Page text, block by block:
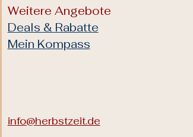
Weitere Angebote
Deals & Rabatte
Mein Kompass
info@herbstzeit.de